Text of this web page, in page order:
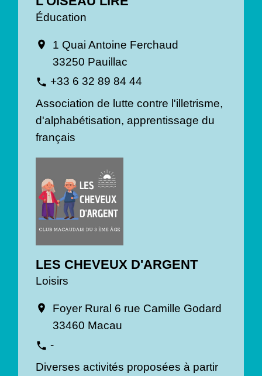
Éducation
location_on
1 Quai Antoine Ferchaud
33250 Pauillac
phone +33 6 32 89 84 44
Association de lutte contre l'illetrisme,
d'alphabétisation, apprentissage du
français
LES CHEVEUX D'ARGENT
Loisirs
location_on
Foyer Rural 6 rue Camille Godard
33460 Macau
phone -
Diverses activités proposées à partir